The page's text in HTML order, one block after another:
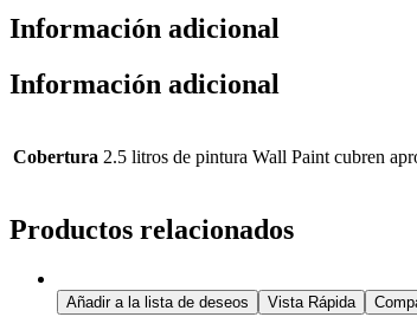
Información adicional
Información adicional
Cobertura 2.5 litros de pintura Wall Paint cubren
Productos relacionados
Añadir a la lista de deseos Vista Rápida